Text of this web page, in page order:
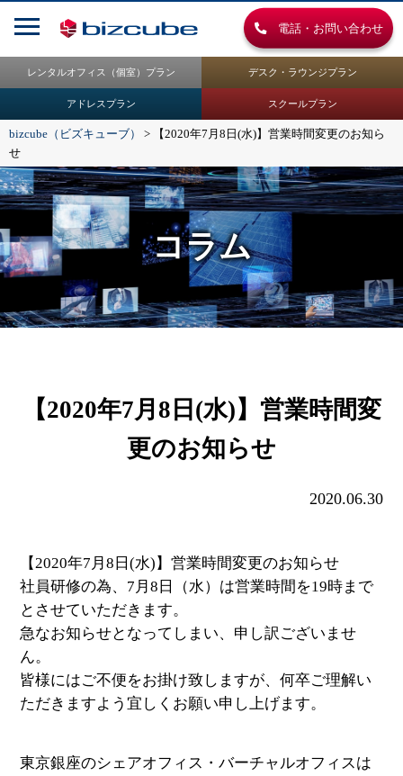
電話・お問い合わせ
レンタルオフィス（個室）プラン デスク・ラウンジプラン
アドレスプラン スクールプラン
bizcube（ビズキューブ） >
【2020年7月8日(水)】営業時間変更のお知ら
せ
コラム
【2020年7月8日(水)】営業時間変
更のお知らせ
2020.06.30
【2020年7月8日(水)】営業時間変更のお知らせ
社員研修の為、7月8日（水）は営業時間を19時まで
とさせていただきます。
急なお知らせとなってしまい、申し訳ございませ
ん。
皆様にはご不便をお掛け致しますが、何卒ご理解い
ただきますよう宜しくお願い申し上げます。
東京銀座のシェアオフィス・バーチャルオフィスは